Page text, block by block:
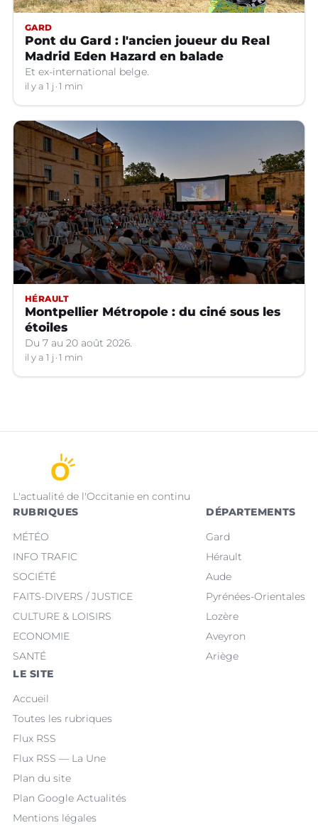
GARD
Pont du Gard : l'ancien joueur du Real
Madrid Eden Hazard en balade
Et ex-international belge.
il y a 1 j 1 min
HÉRAULT
Montpellier Métropole : du ciné sous les
étoiles
Du 7 au 20 août 2026.
il y a 1 j 1 min
L'actualité de l'Occitanie en continu
RUBRIQUES
MÉTÉO
INFO TRAFIC
SOCIÉTÉ
FAITS-DIVERS / JUSTICE
CULTURE & LOISIRS
ECONOMIE
SANTÉ
DÉPARTEMENTS
Gard
Hérault
Aude
Pyrénées-Orientales
Lozère
Aveyron
Ariège
LE SITE
Accueil
Toutes les rubriques
Flux RSS
Flux RSS — La Une
Plan du site
Plan Google Actualités
Mentions légales